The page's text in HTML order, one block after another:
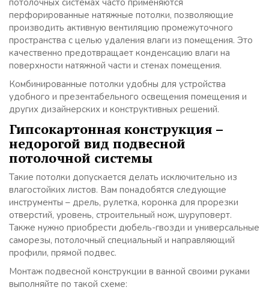
потолочных системах часто применяются
перфорированные натяжные потолки, позволяющие
производить активную вентиляцию промежуточного
пространства с целью удаления влаги из помещения. Это
качественно предотвращает конденсацию влаги на
поверхности натяжной части и стенах помещения.
Комбинированные потолки удобны для устройства
удобного и презентабельного освещения помещения и
других дизайнерских и конструктивных решений.
Гипсокартонная конструкция –
недорогой вид подвесной
потолочной системы
Такие потолки допускается делать исключительно из
влагостойких листов. Вам понадобятся следующие
инструменты – дрель, рулетка, коронка для прорезки
отверстий, уровень, строительный нож, шуруповерт.
Также нужно приобрести дюбель-гвозди и универсальные
саморезы, потолочный специальный и направляющий
профили, прямой подвес.
Монтаж подвесной конструкции в ванной своими руками
выполняйте по такой схеме: